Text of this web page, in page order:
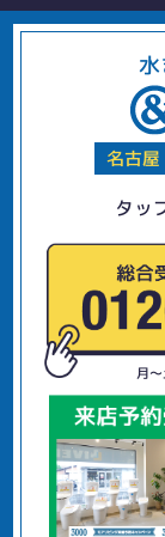
名古
タッ
月